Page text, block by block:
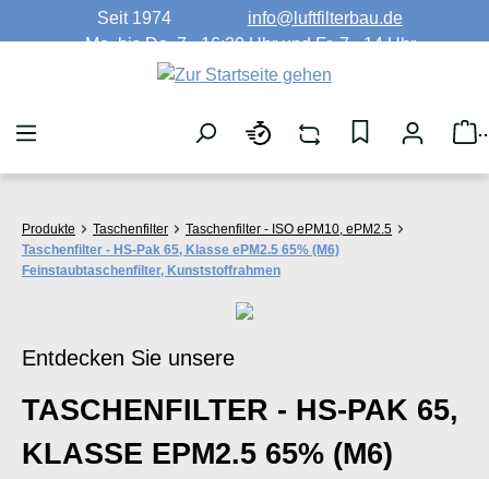
Zum Hauptinhalt springen
Seit 1974
info@luftfilterbau.de
Mo. bis Do. 7 - 16:30 Uhr und Fr. 7 - 14 Uhr
Produkte Taschenfilter
Taschenfilter - ISO ePM10, ePM2.5
Taschenfilter - HS-Pak 65, Klasse ePM2.5 65% (M6)
Feinstaubtaschenfilter, Kunststoffrahmen
Entdecken Sie unsere
TASCHENFILTER - HS-PAK 65,
KLASSE EPM2.5 65% (M6)